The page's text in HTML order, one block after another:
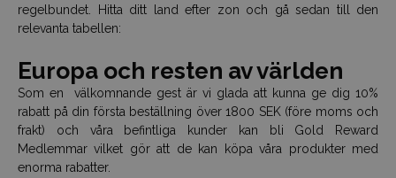
regelbundet. Hitta ditt land efter zon och gå sedan till den
relevanta tabellen:
Europa och resten av världen
Som en välkomnande gest är vi glada att kunna ge dig 10%
rabatt på din första beställning över 1800 SEK (före moms och
frakt) och våra befintliga kunder kan bli Gold Reward
Medlemmar vilket gör att de kan köpa våra produkter med
enorma rabatter.